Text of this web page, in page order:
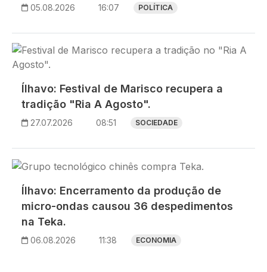
05.08.2026 16:07 POLÍTICA
Imagem
Ílhavo: Festival de Marisco recupera a
tradição "Ria A Agosto".
27.07.2026 08:51 SOCIEDADE
Imagem
Ílhavo: Encerramento da produção de
micro-ondas causou 36 despedimentos
na Teka.
06.08.2026 11:38 ECONOMIA